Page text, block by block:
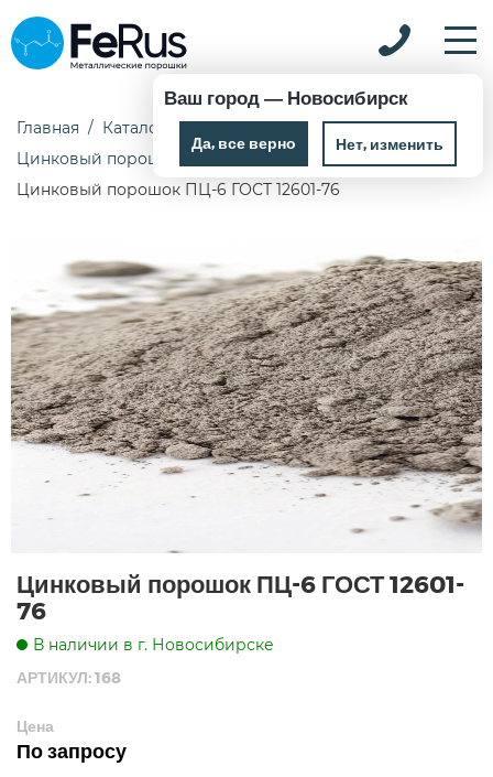
Ваш город — Новосибирск
Да, все верно Нет, изменить
Главная Каталог
Металлические порошки
Цинковый порошок
Цинковый порошок ПЦ-6 ГОСТ 12601-76
Цинковый порошок ПЦ-6 ГОСТ 12601-
76
В наличии в г. Новосибирске
АРТИКУЛ: 168
Цена
По запросу